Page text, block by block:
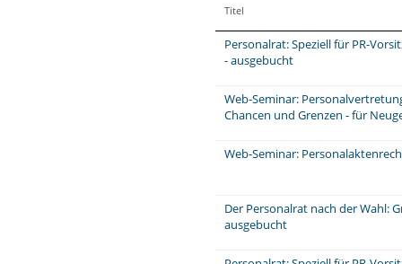
Titel
Personalrat: Speziell für PR-
- ausgebucht
Web-Seminar:
Chancen und Grenzen - für
Web-Seminar:
Der Personalrat nach der Wahl:
ausgebucht